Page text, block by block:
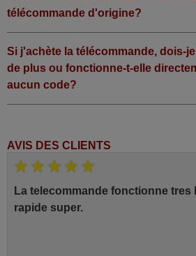
télécommande d'origine?
Si j'achète la télécommande, dois-
de plus ou fonctionne-t-elle
aucun code?
AVIS DES CLIENTS
La telecommande fonctionne tres
rapide super.